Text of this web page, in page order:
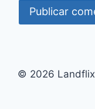
© 2026